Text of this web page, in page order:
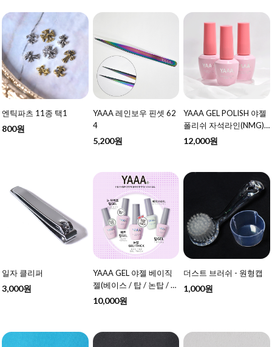
엔틱파츠 11종 택1
800원
YAAA 레인보우 핀셋 62
4
5,200원
YAAA GEL POLISH 야젤
폴리쉬 자석라인(NMG)
10ml 57종 택1 - 여름 신
12,000원
일자 클리퍼
3,000원
YAAA GEL 야젤 베이직
젤(베이스 / 탑 / 논탑 / 매
트탑 / 논탑THICK ) 10ml
10,000원
더스트 브러쉬 - 원형캡
1,000원